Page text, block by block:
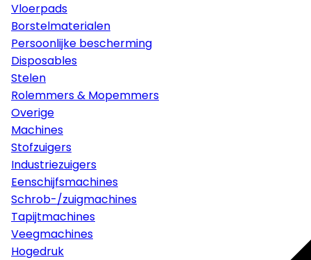
Vloerpads
Borstelmaterialen
Persoonlijke bescherming
Disposables
Stelen
Rolemmers & Mopemmers
Overige
Machines
Stofzuigers
Industriezuigers
Eenschijfsmachines
Schrob-/zuigmachines
Tapijtmachines
Veegmachines
Hogedruk